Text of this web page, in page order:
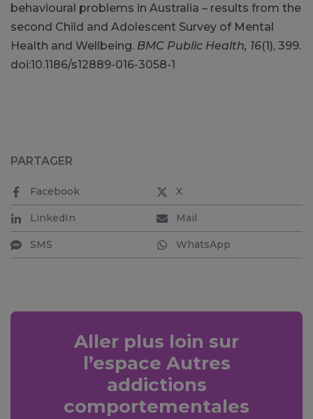
behavioural problems in Australia – results from the
second Child and Adolescent Survey of Mental
Health and Wellbeing. BMC Public Health, 16(1), 399.
doi:10.1186/s12889-016-3058-1
PARTAGER
Facebook X
LinkedIn Mail
SMS WhatsApp
Aller plus loin sur
l’espace Autres
addictions
comportementales